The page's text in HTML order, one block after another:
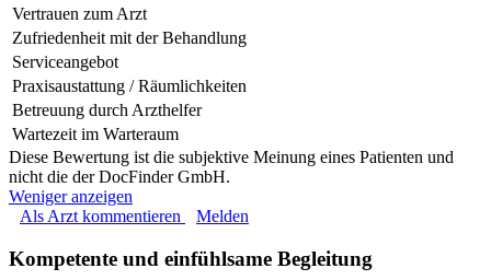
Vertrauen zum Arzt
Zufriedenheit mit der Behandlung
Serviceangebot
Praxisaustattung / Räumlichkeiten
Betreuung durch Arzthelfer
Wartezeit im Warteraum
Diese Bewertung ist die subjektive Meinung eines Patienten und
nicht die der DocFinder GmbH.
Weniger anzeigen
Als Arzt kommentieren
Melden
Kompetente und einfühlsame Begleitung